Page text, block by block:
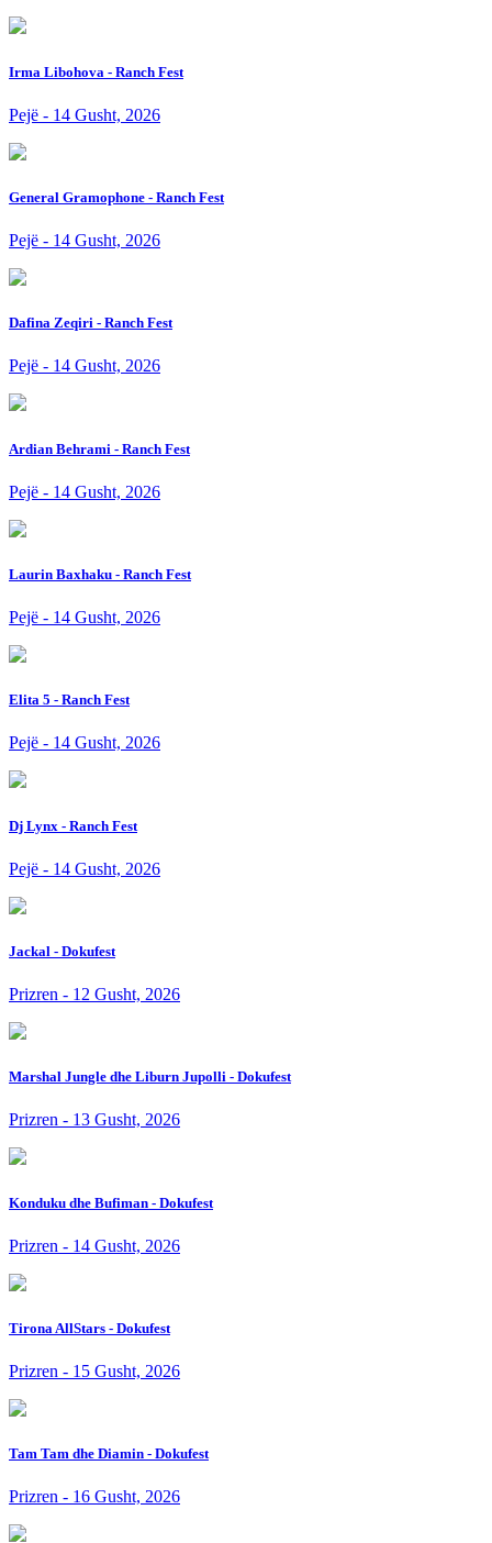
Irma Libohova - Ranch Fest
Pejë - 14 Gusht, 2026
General Gramophone - Ranch Fest
Pejë - 14 Gusht, 2026
Dafina Zeqiri - Ranch Fest
Pejë - 14 Gusht, 2026
Ardian Behrami - Ranch Fest
Pejë - 14 Gusht, 2026
Laurin Baxhaku - Ranch Fest
Pejë - 14 Gusht, 2026
Elita 5 - Ranch Fest
Pejë - 14 Gusht, 2026
Dj Lynx - Ranch Fest
Pejë - 14 Gusht, 2026
Jackal - Dokufest
Prizren - 12 Gusht, 2026
Marshal Jungle dhe Liburn Jupolli - Dokufest
Prizren - 13 Gusht, 2026
Konduku dhe Bufiman - Dokufest
Prizren - 14 Gusht, 2026
Tirona AllStars - Dokufest
Prizren - 15 Gusht, 2026
Tam Tam dhe Diamin - Dokufest
Prizren - 16 Gusht, 2026